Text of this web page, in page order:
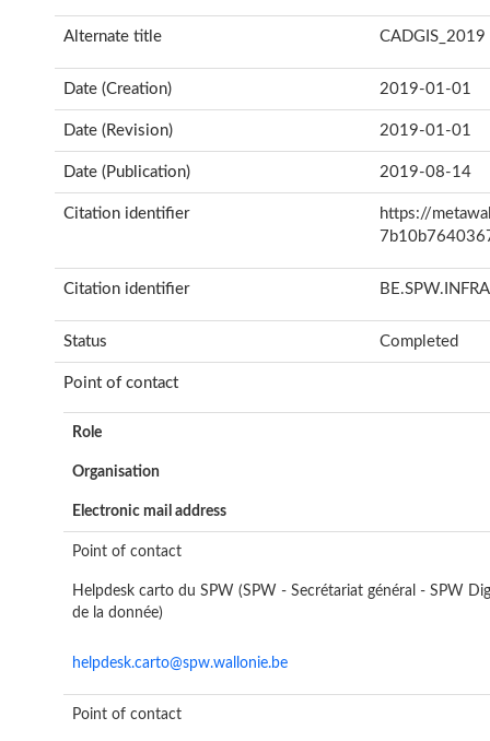
Alternate title CADGIS_2019
Date (Creation) 2019-01-01
Date (Revision) 2019-01-01
Date (Publication) 2019-08-14
Citation identifier
https://
Citation identifier
Status Completed
Point of contact
Role
Organisation
Electronic mail address
Point of contact
Helpdesk carto du SPW (SPW - Secrétariat général - SPW
de la donnée)
helpdesk.carto@spw.wallonie.be
Point of contact